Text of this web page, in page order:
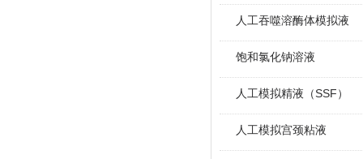
人工吞噬溶酶体模拟液
饱和氯化钠溶液
人工模拟精液（SSF）
人工模拟宫颈粘液